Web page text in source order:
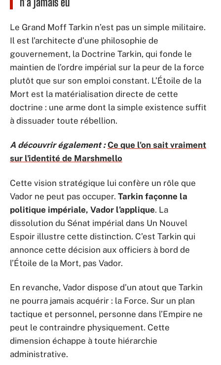
Le Grand Moff Tarkin n’est pas un simple militaire.
Il est l’architecte d’une philosophie de
gouvernement, la Doctrine Tarkin, qui fonde le
maintien de l’ordre impérial sur la peur de la force
plutôt que sur son emploi constant. L’Étoile de la
Mort est la matérialisation directe de cette
doctrine : une arme dont la simple existence suffit
à dissuader toute rébellion.
A découvrir également : Ce que l'on sait vraiment
sur l'identité de Marshmello
Cette vision stratégique lui confère un rôle que
Vador ne peut pas occuper. Tarkin façonne la
politique impériale, Vador l’applique. La
dissolution du Sénat impérial dans Un Nouvel
Espoir illustre cette distinction. C’est Tarkin qui
annonce cette décision aux officiers à bord de
l’Étoile de la Mort, pas Vador.
En revanche, Vador dispose d’un atout que Tarkin
ne pourra jamais acquérir : la Force. Sur un plan
tactique et personnel, personne dans l’Empire ne
peut le contraindre physiquement. Cette
dimension échappe à toute hiérarchie
administrative.